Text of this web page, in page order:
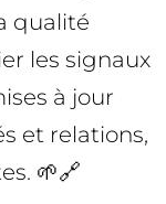
qualité
les signaux
à jour
et relations,
🌱🔗